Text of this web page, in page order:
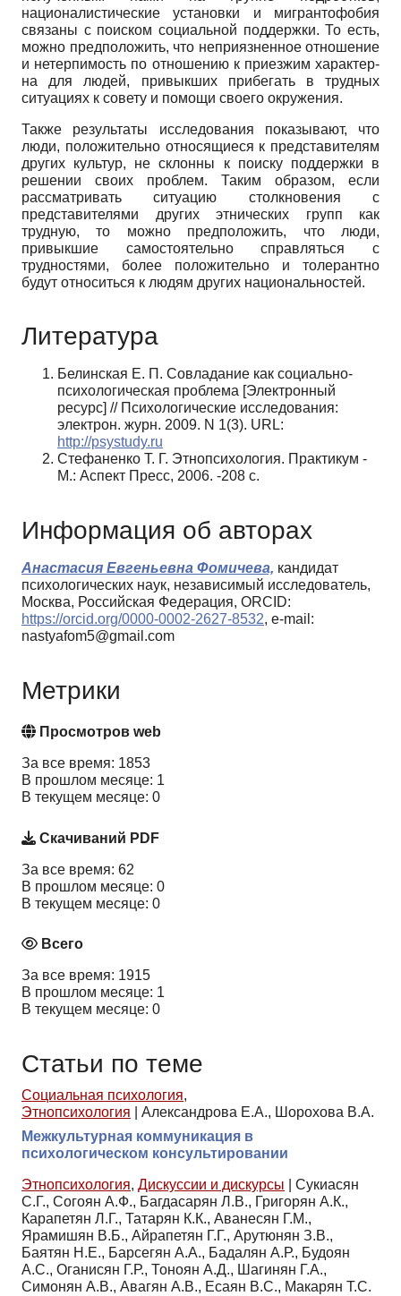
националистические установки и мигрантофобия
связаны с поиском социальной поддержки. То есть,
можно предположить, что непри­язненное отношение
и нетерпимость по отношению к приезжим характер­
на для людей, привыкших прибегать в трудных
ситуациях к совету и помо­щи своего окружения.
Также результаты исследования показывают, что
люди, положитель­но относящиеся к представителям
других культур, не склонны к поиску поддержки в
решении своих проблем. Таким образом, если
рассматривать ситуацию столкновения с
представителями других этнических групп как
трудную, то можно предположить, что люди,
привыкшие самостоятельно справляться с
трудностями, более положительно и толерантно
будут отно­ситься к людям других национальностей.
Литература
Белинская Е. П. Совладание как социально-
психологическая проблема [Электронный
ресурс] // Психологические исследования:
электрон. журн. 2009. N 1(3). URL:
http://psystudy.ru
Стефаненко Т. Г. Этнопсихология. Практикум -
М.: Аспект Пресс, 2006. -208 с.
Информация об авторах
Анастасия Евгеньевна Фомичева, кандидат
психологических наук, независимый исследователь,
Москва, Российская Федерация, ORCID:
https://orcid.org/0000-0002-2627-8532, e-mail:
nastyafom5@gmail.com
Метрики
Просмотров web
За все время: 1853
В прошлом месяце: 1
В текущем месяце: 0
Скачиваний PDF
За все время: 62
В прошлом месяце: 0
В текущем месяце: 0
Всего
За все время: 1915
В прошлом месяце: 1
В текущем месяце: 0
Статьи по теме
Социальная психология,
Этнопсихология
Александрова Е.А., Шорохова В.А.
Межкультурная коммуникация в
психологическом консультировании
Этнопсихология, Дискуссии и дискурсы
Сукиасян
С.Г., Согоян А.Ф., Багдасарян Л.В., Григорян А.К.,
Карапетян Л.Г., Татарян К.К., Аванесян Г.М.,
Ярамишян В.Б., Айрапетян Г.Г., Арутюнян З.В.,
Баятян Н.Е., Барсегян А.А., Бадалян А.Р., Будоян
А.С., Оганисян Г.Р., Тоноян А.Д., Шагинян Г.А.,
Симонян А.В., Авагян А.В., Есаян В.С., Макарян Т.С.